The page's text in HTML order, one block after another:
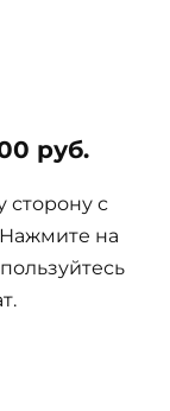
руб.
с
Нажмите на